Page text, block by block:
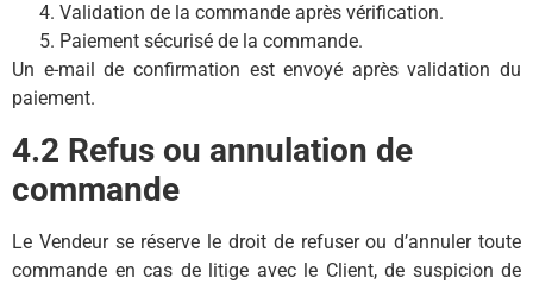
Validation de la commande après vérification.
Paiement sécurisé de la commande.
Un e-mail de confirmation est envoyé après validation du
paiement.
4.2 Refus ou annulation de
commande
Le Vendeur se réserve le droit de refuser ou d’annuler toute
commande en cas de litige avec le Client, de suspicion de